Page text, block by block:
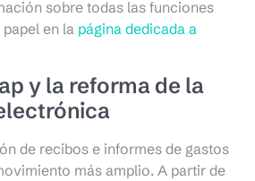
sobre todas las funciones
en la página dedicada a
y la reforma de la
de recibos e informes de gastos
más amplio. A partir de